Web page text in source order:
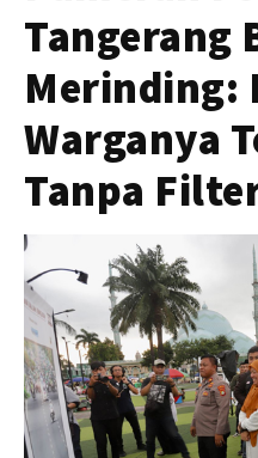
Tangerang
Merinding:
Warganya
Tanpa